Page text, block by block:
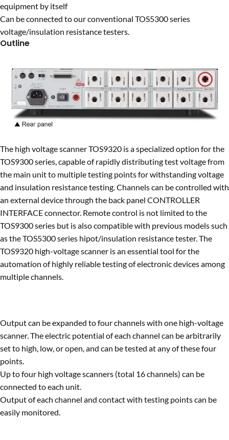
equipment by itself
Can be connected to our conventional TOS5300 series
voltage/insulation resistance testers.
Outline
The high voltage scanner TOS9320 is a specialized option for the
TOS9300 series, capable of rapidly distributing test voltage from
the main unit to multiple testing points for withstanding voltage
and insulation resistance testing. Channels can be controlled with
an external device through the back panel CONTROLLER
INTERFACE connector. Remote control is not limited to the
TOS9300 series but is also compatible with previous models such
as the TOS5300 series hipot/insulation resistance tester. The
TOS9320 high-voltage scanner is an essential tool for the
automation of highly reliable testing of electronic devices among
multiple channels.
Output can be expanded to four channels with one high-voltage
scanner. The electric potential of each channel can be arbitrarily
set to high, low, or open, and can be tested at any of these four
points.
Up to four high voltage scanners (total 16 channels) can be
connected to each unit.
Output of each channel and contact with testing points can be
easily monitored.